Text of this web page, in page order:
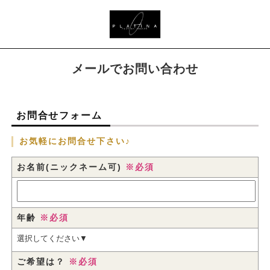
メールでお問い合わせ
お問合せフォーム
お気軽にお問合せ下さい♪
お名前(ニックネーム可) ※必須
年齢 ※必須
ご希望は？ ※必須